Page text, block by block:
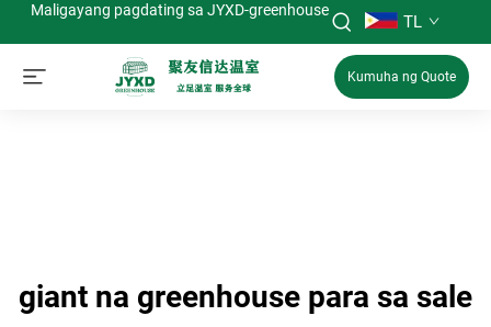
Maligayang pagdating sa JYXD-greenhouse
TL
Kumuha ng Quote
giant na greenhouse para sa sale